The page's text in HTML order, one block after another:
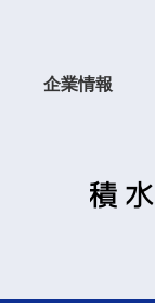
企業情報